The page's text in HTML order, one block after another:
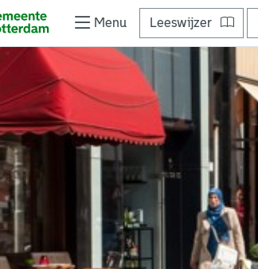
Menu Leeswijzer